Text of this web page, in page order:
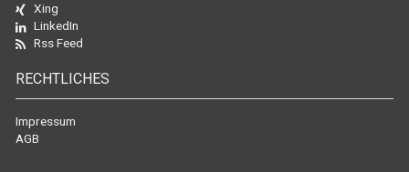
Xing
LinkedIn
Rss Feed
RECHTLICHES
Impressum
AGB